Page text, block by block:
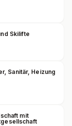
Skilifte
Sanitär, Heizung
mit